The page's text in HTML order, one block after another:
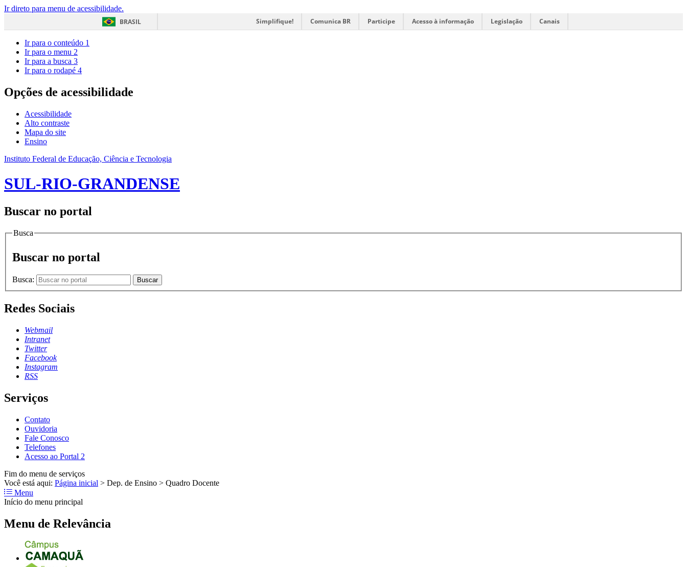
Ir direto para menu de acessibilidade.
BRASIL
Simplifique! Comunica BR Participe Acesso à informação Legislação Canais
Ir para o conteúdo 1
Ir para o menu 2
Ir para a busca 3
Ir para o rodapé 4
Opções de acessibilidade
Acessibilidade
Alto contraste
Mapa do site
Ensino
Instituto Federal de Educação, Ciência e Tecnologia
SUL-RIO-GRANDENSE
Buscar no portal
Busca
Buscar no portal
Busca: Buscar
Redes Sociais
Webmail
Intranet
Twitter
Facebook
Instagram
RSS
Serviços
Contato
Ouvidoria
Fale Conosco
Telefones
Acesso ao Portal 2
Fim do menu de serviços
Você está aqui: Página inicial > Dep. de Ensino > Quadro Docente
Menu
Início do menu principal
Menu de Relevância